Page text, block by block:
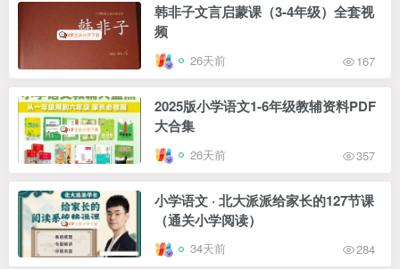
韩非子文言启蒙课（3-4年级）全套视
频
26天前 167
2025版小学语文1-6年级教辅资料PDF
大合集
26天前 357
小学语文 · 北大派派给家长的127节课
（通关小学阅读）
34天前 284